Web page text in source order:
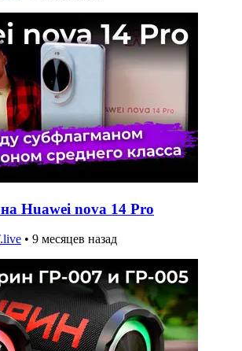
Huawei nova 14 Pro
• 9 месяцев назад